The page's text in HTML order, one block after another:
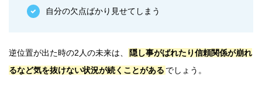
自分の欠点ばかり見せてしまう
逆位置が出た時の2人の未来は、
隠し事がばれたり信頼関係が崩れ
るなど気を抜けない状況が続くことがある でしょう。